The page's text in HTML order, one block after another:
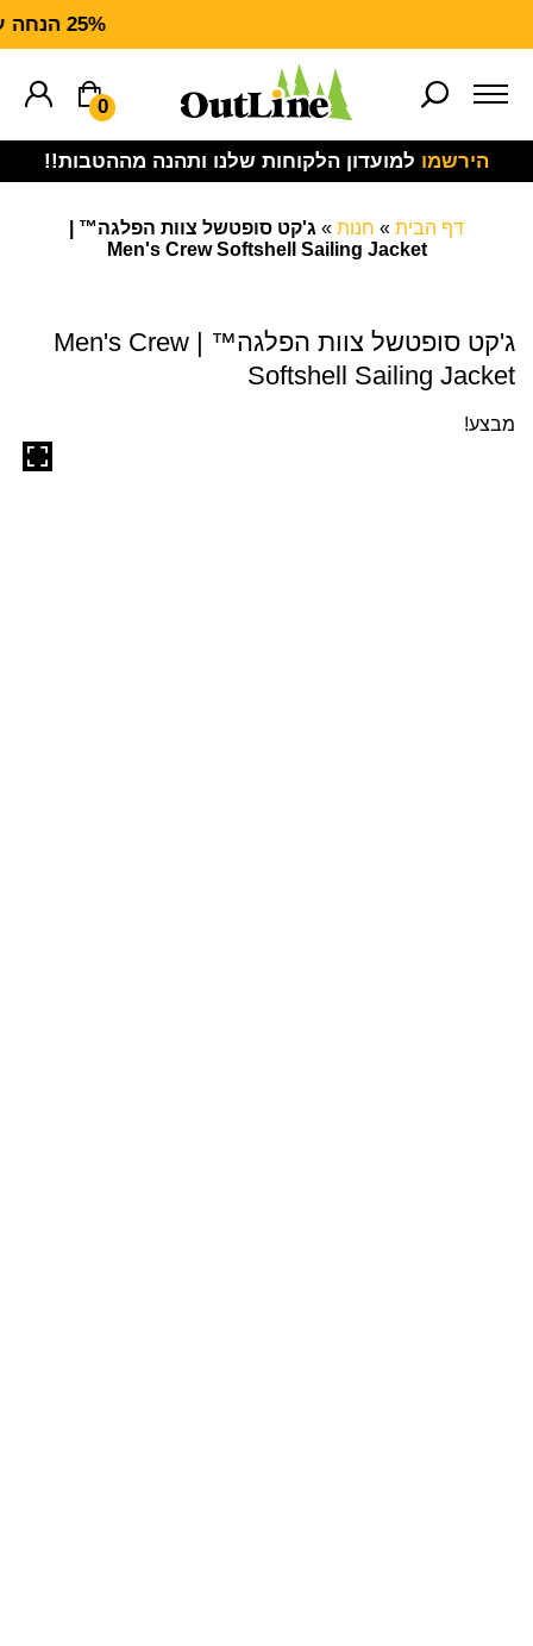
25% הנחה על ציוד מנדף CARHARTT FORCE
0
הירשמו למועדון הלקוחות שלנו ותהנה מההטבות!!
דף הבית » חנות » ג'קט סופטשל צוות הפלגה™ |
Men's Crew Softshell Sailing Jacket
ג'קט סופטשל צוות הפלגה™ | Men's Crew
Softshell Sailing Jacket
מבצע!